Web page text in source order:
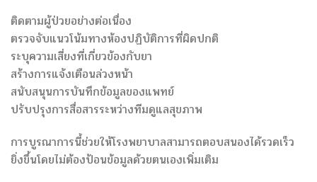
ติดตามผู้ป่วยอย่างต่อเนื่อง
ตรวจจับแนวโน้มทางห้องปฏิบัติการที่ผิดปกติ
ระบุความเสี่ยงที่เกี่ยวข้องกับยา
สร้างการแจ้งเตือนล่วงหน้า
สนับสนุนการบันทึกข้อมูลของแพทย์
ปรับปรุงการสื่อสารระหว่างทีมดูแลสุขภาพ
การบูรณาการนี้ช่วยให้โรงพยาบาลสามารถตอบสนองได้รวดเร็ว
ยิ่งขึ้นโดยไม่ต้องป้อนข้อมูลด้วยตนเองเพิ่มเติม